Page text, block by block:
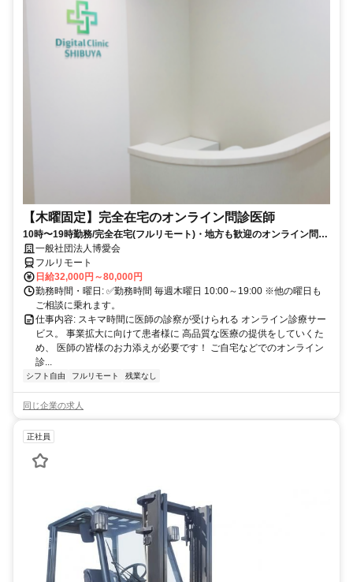
【木曜固定】完全在宅のオンライン問診医師
10時〜19時勤務/完全在宅(フルリモート)・地方も歓迎のオンライン問診
業務一般社団法人博愛会
フルリモート
日給32,000円～80,000円
勤務時間・曜日: ✅勤務時間 毎週木曜日 10:00～19:00 ※他の曜日も
ご相談に乗れます。
仕事内容: スキマ時間に医師の診察が受けられる オンライン診療サー
ビス。 事業拡大に向けて患者様に 高品質な医療の提供をしていくた
め、 医師の皆様のお力添えが必要です！ ご自宅などでのオンライン
診...
シフト自由 フルリモート 残業なし
同じ企業の求人
正社員